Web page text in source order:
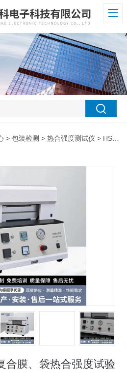
>包装检测 >热合强度测试仪 > HST-T01双向拉伸聚丙烯复合膜、袋热合强度试验仪
合膜、袋热合强度试验